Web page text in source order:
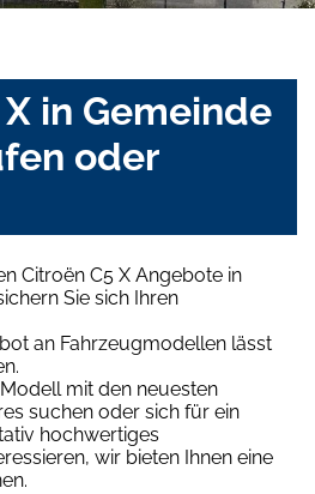
in Gemeinde
oder
Citroën C5 X Angebote in
Sie sich Ihren
an Fahrzeugmodellen lässt
mit den neuesten
suchen oder sich für ein
hochwertiges
wir bieten Ihnen eine